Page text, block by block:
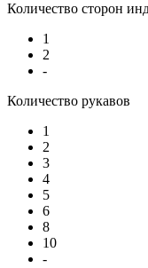
Количество сторон
1
2
-
Количество рукавов
1
2
3
4
5
6
8
10
-